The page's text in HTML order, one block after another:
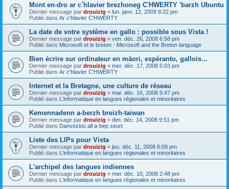
Mont en-dro ar c´hlavier brezhoneg C'HWERTY 'barzh Ubuntu
Dernier message par drouizig « lun. janv. 12, 2009 8:22 pm
Publié dans Ar c'hlavier C'HWERTY
La date de votre système en gallo : possible sous Vista !
Dernier message par drouizig « ven. déc. 26, 2008 6:58 pm
Publié dans Microsoft et le breton - Microsoft and the Breton language
Bien écrire sur ordinateur en māori, espéranto, gallois...
Dernier message par drouizig « mer. déc. 17, 2008 5:03 pm
Publié dans Ar c'hlavier C'HWERTY
Internet et la Bretagne, une culture de réseau
Dernier message par drouizig « mar. déc. 16, 2008 5:47 pm
Publié dans L'informatique en langues régionales et minoritaires
Kemennadenn a-berzh breizh-taiwan
Dernier message par drouizig « dim. déc. 14, 2008 9:51 pm
Publié dans Danvezioù all a-bep seurt
Liste des LIPs pour Vista
Dernier message par drouizig « jeu. déc. 11, 2008 6:09 pm
Publié dans L'informatique en langues régionales et minoritaires
L'archipel des langues indiennes
Dernier message par drouizig « mer. déc. 10, 2008 2:48 pm
Publié dans L'informatique en langues régionales et minoritaires